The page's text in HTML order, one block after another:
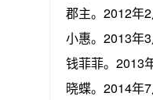
郡主。2012年
小惠。2013年
钱菲菲。2013
晓蝶。2014年